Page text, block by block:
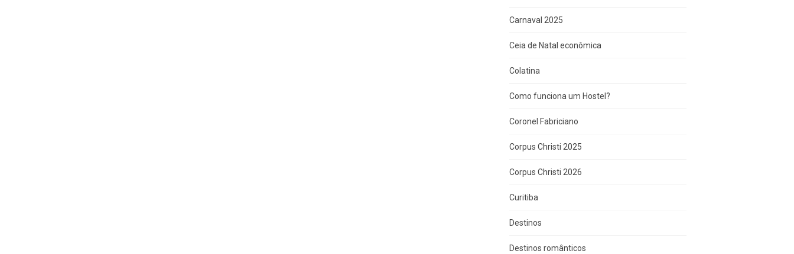
Carnaval 2025
Ceia de Natal econômica
Colatina
Como funciona um Hostel?
Coronel Fabriciano
Corpus Christi 2025
Corpus Christi 2026
Curitiba
Destinos
Destinos românticos